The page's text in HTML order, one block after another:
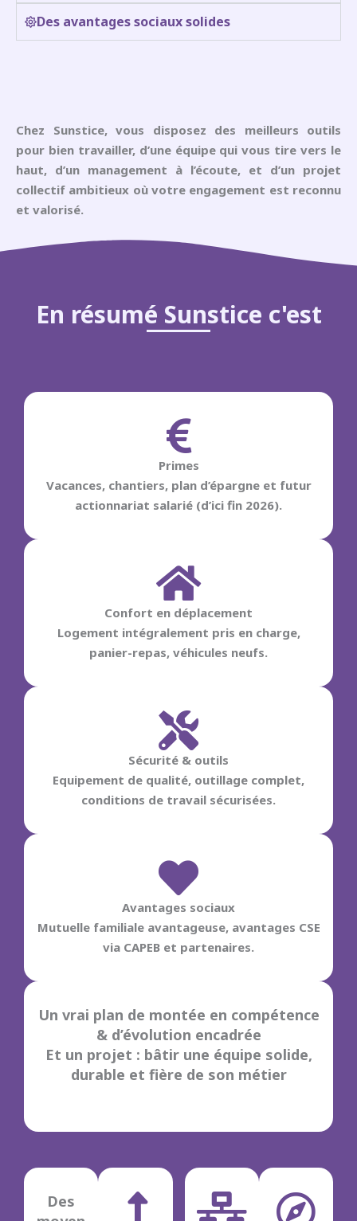
Des avantages sociaux solides
Chez Sunstice, vous disposez des meilleurs outils
pour bien travailler, d’une équipe qui vous tire vers le
haut, d’un management à l’écoute, et d’un projet
collectif ambitieux où votre engagement est reconnu
et valorisé.
En résumé Sunstice c'est
Primes
Vacances, chantiers, plan d’épargne et futur
actionnariat salarié (d’ici fin 2026).
Confort en déplacement
Logement intégralement pris en charge,
panier-repas, véhicules neufs.
Sécurité & outils
Equipement de qualité, outillage complet,
conditions de travail sécurisées.
Avantages sociaux
Mutuelle familiale avantageuse, avantages CSE
via CAPEB et partenaires.
Un vrai plan de montée en compétence
& d’évolution encadrée
Et un projet : bâtir une équipe solide,
durable et fière de son métier
Des